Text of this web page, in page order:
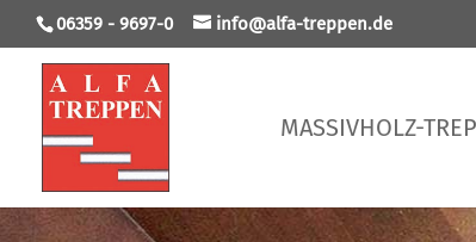
06359 - 9697-0 info@alfa-treppen.de
MASSIVHOLZ-